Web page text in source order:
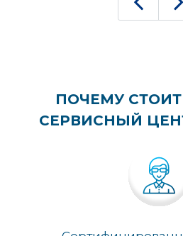
ПОЧЕМУ
СЕРВИСНЫЙ